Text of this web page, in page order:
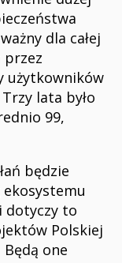
dla całej
przez
użytkowników
lata było
99,
będzie
dotyczy to
Polskiej
one